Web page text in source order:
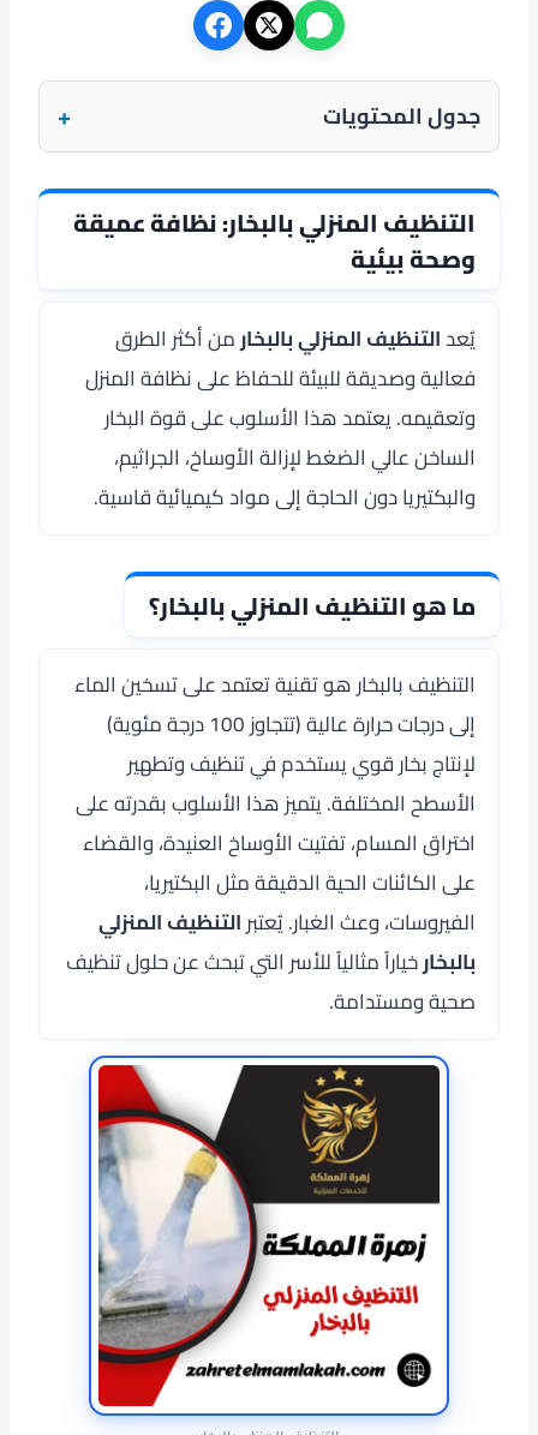
جدول المحتويات +
التنظيف المنزلي بالبخار: نظافة عميقة
وصحة بيئية
يُعدالتنظيف المنزلي بالبخارمن أكثر الطرق
فعالية وصديقة للبيئة للحفاظ على نظافة المنزل
وتعقيمه. يعتمد هذا الأسلوب على قوة البخار
الساخن عالي الضغط لإزالة الأوساخ، الجراثيم،
والبكتيريا دون الحاجة إلى مواد كيميائية قاسية.
ما هو التنظيف المنزلي بالبخار؟
التنظيف بالبخار هو تقنية تعتمد على تسخين الماء
إلى درجات حرارة عالية (تتجاوز 100 درجة مئوية)
لإنتاج بخار قوي يستخدم في تنظيف وتطهير
الأسطح المختلفة. يتميز هذا الأسلوب بقدرته على
اختراق المسام، تفتيت الأوساخ العنيدة، والقضاء
على الكائنات الحية الدقيقة مثل البكتيريا،
الفيروسات، وعث الغبار. يُعتبرالتنظيف المنزلي
بالبخارخياراً مثالياً للأسر التي تبحث عن حلول تنظيف
صحية ومستدامة.